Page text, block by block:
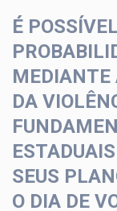
É
MEDIANTE
DA
SEUS
O DIA DE